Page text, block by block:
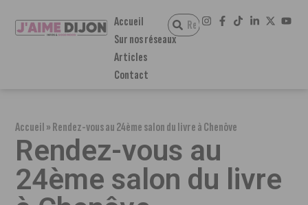
Accueil
Sur nos réseaux
Articles
Contact
Accueil»Rendez-vous au 24ème salon du livre à Chenôve
Rendez-vous au
24ème salon du livre